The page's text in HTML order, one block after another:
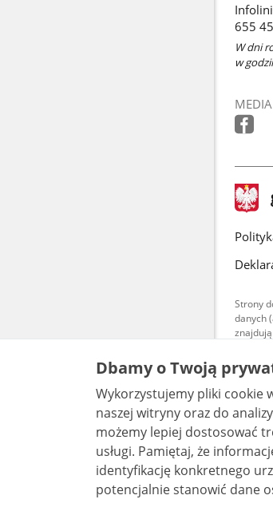
655
W dni
w
gov.pl
Strony
danych
Dbamy o Twoją
Wykorzystujemy pliki cookie
naszej witryny oraz do analizy
możemy lepiej dostosować
usługi. Pamiętaj, że informacje przechowywane w plikach cookie mogą pozwalać na
identyfikację konkretnego
potencjalnie stanowić dane